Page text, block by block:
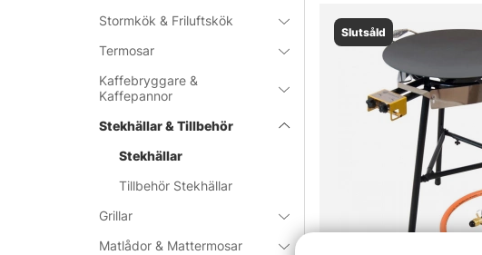
Stormkök & Friluftskök
Termosar
Kaffebryggare &
Kaffepannor
Stekhällar & Tillbehör
Stekhällar
Tillbehör Stekhällar
Grillar
Matlådor & Mattermosar
Slutsåld